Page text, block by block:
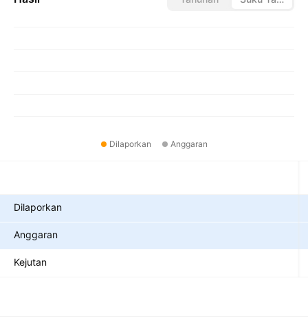
Dilaporkan Anggaran
Dilaporkan
Anggaran
Kejutan